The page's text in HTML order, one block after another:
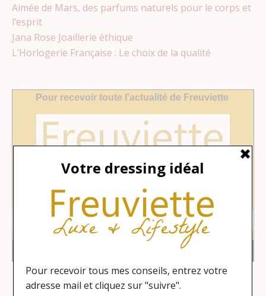
Aimée de Mars, des parfums naturels pour le corps et
l’esprit
Jana Rose Joaillerie éthique
L’Horlogerie Française : Le choix de la qualité